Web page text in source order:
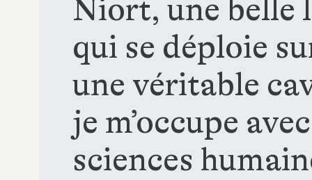
Niort, une belle
qui se déploie
une véritable
je m’occupe
sciences